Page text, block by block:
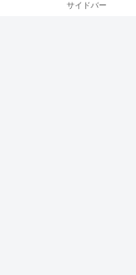
サイドバー